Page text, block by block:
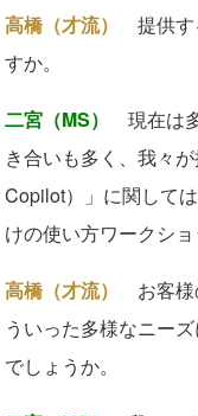
高橋（才流）
提供す
すか。
二宮（MS）
現在は
き合いも多く、我々
Copilot）」に関して
けの使い方ワークシ
高橋（才流）
お客様
ういった多様なニー
でしょうか。